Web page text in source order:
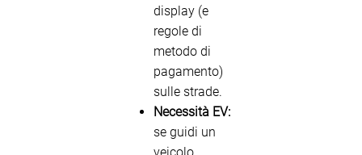
display (e
regole di
metodo di
pagamento)
sulle strade.
Necessità EV:
se guidi un